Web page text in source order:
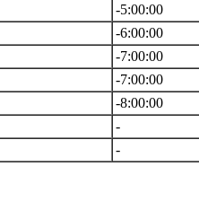
-5:00:00
-6:00:00
-7:00:00
-7:00:00
-8:00:00
-
-